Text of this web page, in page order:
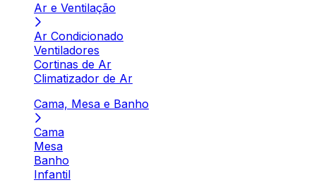
Ar e Ventilação
Ar Condicionado
Ventiladores
Cortinas de Ar
Climatizador de Ar
Cama, Mesa e Banho
Cama
Mesa
Banho
Infantil